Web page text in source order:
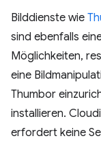
Bilddienste wie
sind ebenfalls
Möglichkeiten,
eine
Thumbor
installieren.
erfordert keine